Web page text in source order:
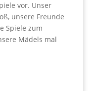
vor. Unser
unsere Freunde
Spiele zum
Mädels mal